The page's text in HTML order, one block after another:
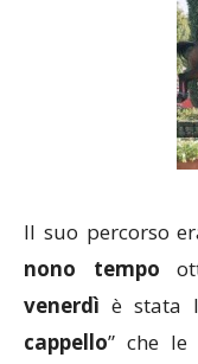
Il suo percorso
nono tempo
venerdì è stata
cappello” che le